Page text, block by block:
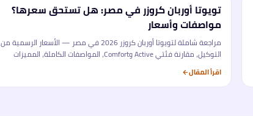
تحليل
تويوتا أوربان كروزر في مصر: هل تستحق سعرها؟
مواصفات وأسعار
مراجعة شاملة لتويوتا أوربان كروزر 2026 في مصر — الأسعار الرسمية من
التوكيل، مقارنة فئتي Active وComfort، المواصفات الكاملة، المميزات
والعيوب، ومقارنتها بأبرز المنافسين في سوق الكروس أوفر المدمجة.
اقرأ المقال